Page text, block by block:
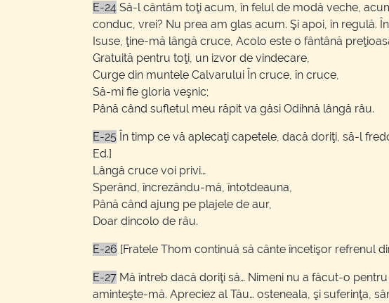
E-24 Să-l cântăm toţi acum, în felul de modă veche,
conduc, vrei? Nu prea am glas acum. Şi apoi, în regulă.
Isuse, ţine-mă lângă cruce, Acolo este o fântână
Gratuită pentru toţi, un izvor de vindecare,
Curge din muntele Calvarului În cruce, în cruce,
Să-mi fie gloria veşnic;
Până când sufletul meu răpit va găsi Odihnă lângă râu.
E-25 În timp ce vă aplecaţi capetele, dacă doriţi, să-l
Ed.]
Lângă cruce voi privi…
Sperând, încrezându-mă, întotdeauna,
Până când ajung pe plajele de aur,
Doar dincolo de râu.
E-26 [Fratele Thom continuă să cânte încetişor refrenul
E-27 Mă întreb dacă doriţi să… Nimeni nu a făcut-o
aminteşte-mă. Apreciez al Tău… osteneala, şi suferinţa,